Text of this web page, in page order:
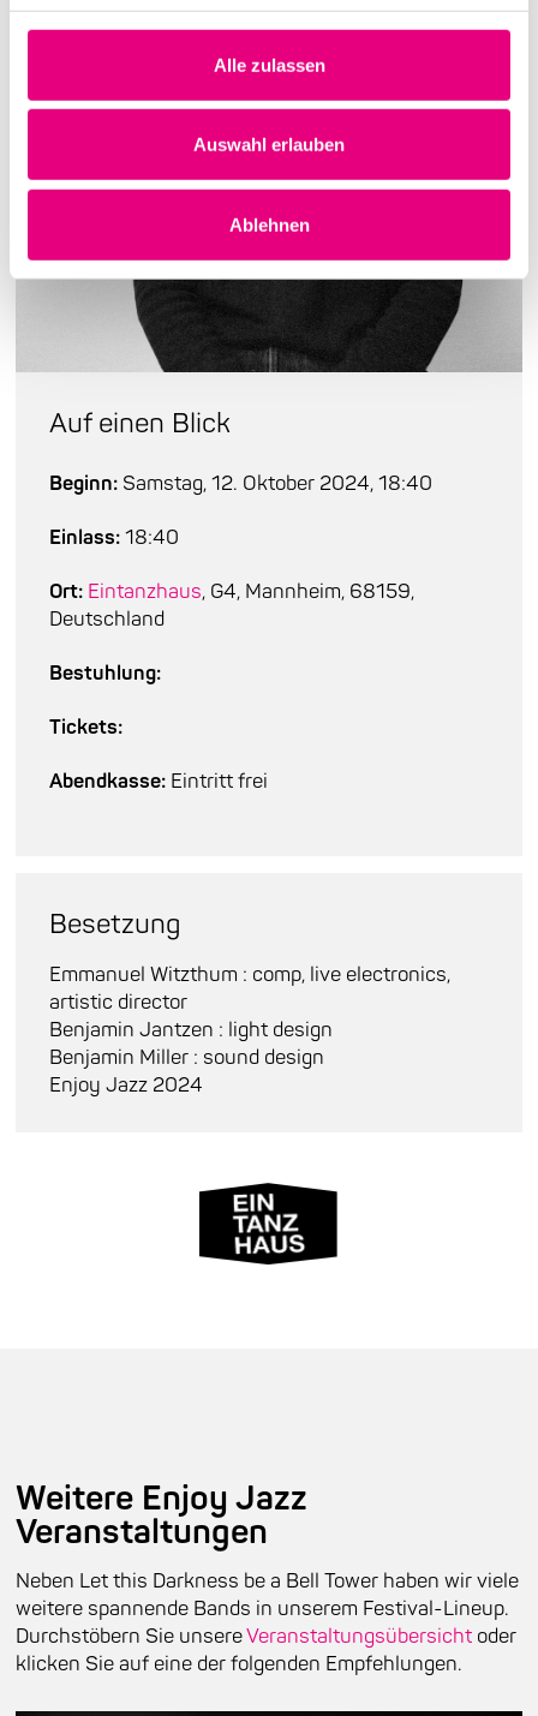
Alle zulassen
Auswahl erlauben
Ablehnen
Auf einen Blick
Beginn: Samstag, 12. Oktober 2024, 18:40
Einlass:18:40
Ort: Eintanzhaus, G4, Mannheim, 68159,
Deutschland
Bestuhlung:
Tickets:
Abendkasse: Eintritt frei
Besetzung
Emmanuel Witzthum : comp, live electronics,
artistic director
Benjamin Jantzen : light design
Benjamin Miller : sound design
Enjoy Jazz 2024
Weitere Enjoy Jazz
Veranstaltungen
Neben Let this Darkness be a Bell Tower haben wir viele
weitere spannende Bands in unserem Festival-Lineup.
Durchstöbern Sie unsereVeranstaltungsübersicht oder
klicken Sie auf eine der folgenden Empfehlungen.